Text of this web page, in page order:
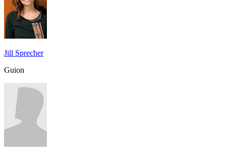
Jill Sprecher
Guion